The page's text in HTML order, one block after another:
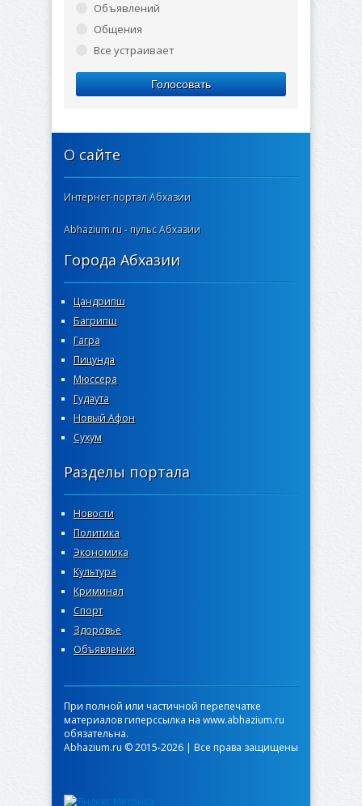
Объявлений
Общения
Все устраивает
Голосовать
О сайте
Интернет-портал Абхазии
Abhazium.ru - пульс Абхазии
Города Абхазии
Цандрипш
Багрипш
Гагра
Пицунда
Мюссера
Гудаута
Новый Афон
Сухум
Разделы портала
Новости
Политика
Экономика
Культура
Криминал
Спорт
Здоровье
Объявления
При полной или частичной перепечатке
материалов гиперссылка на www.abhazium.ru
обязательна.
Abhazium.ru © 2015-2026 | Все права защищены